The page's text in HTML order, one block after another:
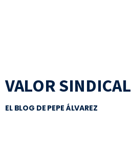
VALOR SINDICAL
EL BLOG DE PEPE ÁLVAREZ